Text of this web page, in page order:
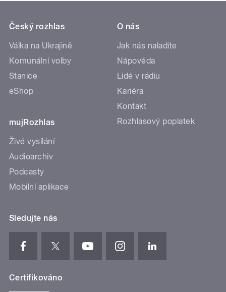
Český rozhlas
Válka na Ukrajině
Komunální volby
Stanice
eShop
mujRozhlas
Živé vysílání
Audioarchiv
Podcasty
Mobilní aplikace
O nás
Jak nás naladíte
Nápověda
Lidé v rádiu
Kariéra
Kontakt
Rozhlasový poplatek
Sledujte nás
Certifikováno